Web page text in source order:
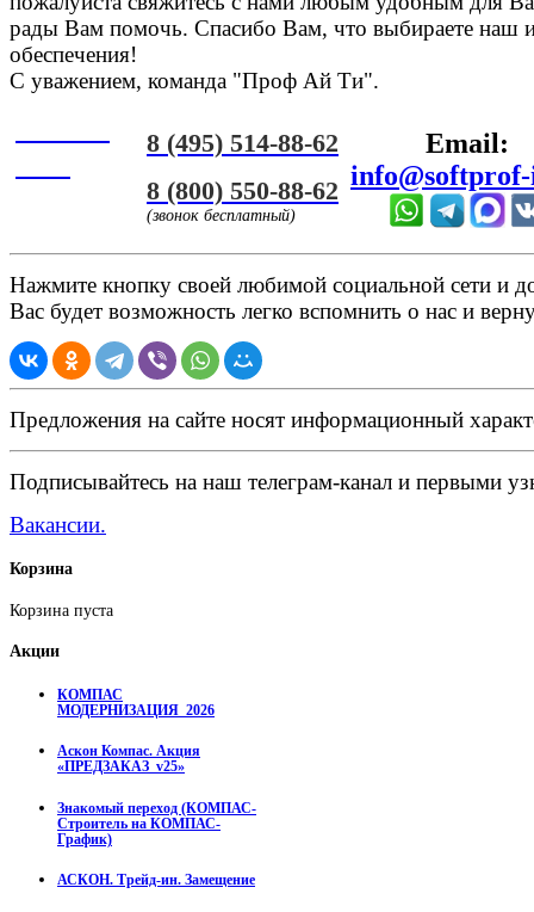
рады Вам помочь. Спасибо Вам, что выбираете наш
обеспечения!
С уважением, команда "Проф Ай Ти".
8 (495) 514-88-62
8 (800) 550-88-62
(звонок бесплатный)
Email:
Нажмите кнопку своей любимой социальной сети и
Вас будет возможность легко вспомнить о нас и
Предложения на сайте носят информационный
Подписывайтесь на наш телеграм-канал и первыми
Вакансии.
Корзина
Корзина пуста
Акции
КОМПАС
МОДЕРНИЗАЦИЯ_2026
Аскон Компас. Акция
«ПРЕДЗАКАЗ_v25»
Знакомый переход (КОМПАС-
Строитель на КОМПАС-
График)
АСКОН. Трейд-ин. Замещение